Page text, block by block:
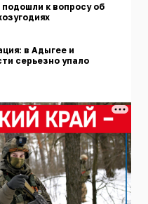
к вопросу об
в Адыгее и
серьезно упало